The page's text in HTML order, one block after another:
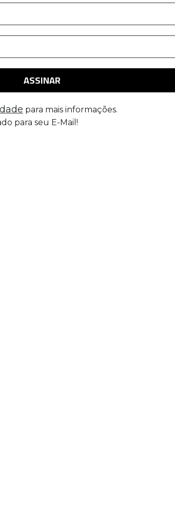
para mais informações.
para seu E-Mail!